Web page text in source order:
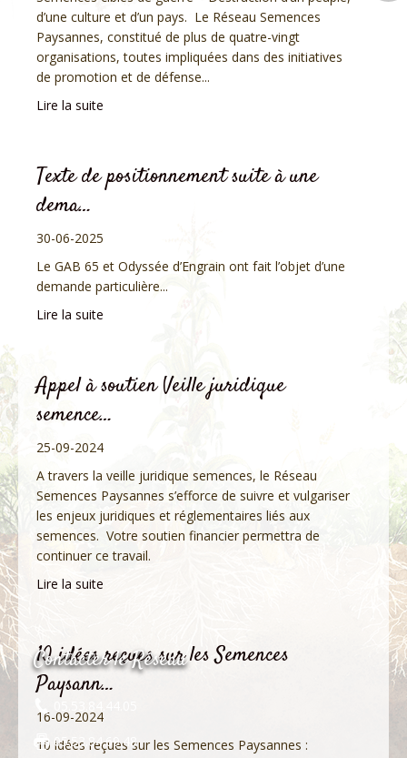
d’une culture et d’un pays. Le Réseau Semences
Paysannes, constitué de plus de quatre-vingt
organisations, toutes impliquées dans des initiatives
de promotion et de défense...
Lire la suite
Texte de positionnement suite à une
dema…
30-06-2025
Le GAB 65 et Odyssée d’Engrain ont fait l’objet d’une
demande particulière...
Lire la suite
Appel à soutien Veille juridique
semence…
25-09-2024
A travers la veille juridique semences, le Réseau
Semences Paysannes s’efforce de suivre et vulgariser
les enjeux juridiques et réglementaires liés aux
semences. Votre soutien financier permettra de
continuer ce travail.
Lire la suite
10 idées reçues sur les Semences
Paysann…
16-09-2024
10 idées reçues sur les Semences Paysannes :
Contacter le Réseau
05.53.84.69.48